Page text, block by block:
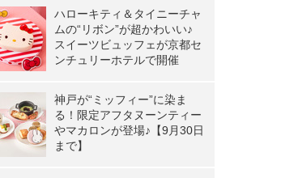
ハローキティ＆タイニーチャ
ムの“リボン”が超かわいい♪
スイーツビュッフェが京都セ
ンチュリーホテルで開催
神戸が“ミッフィー”に染ま
る！限定アフタヌーンティー
やマカロンが登場♪【9月30日
まで】